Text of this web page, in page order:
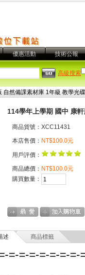
優惠活動 技術公報
高級搜索
自然備課素材庫 1年級 教學光
114學年上學期 國中 康
商品貨號：XCC11431
本店售價： NT$100.0元
用戶評價：
商品總價： NT$100.0元
購買數量：
述 商品標籤
=-=-=-=-=-=-=-